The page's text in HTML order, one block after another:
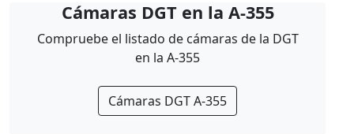
Cámaras DGT en la A-355
Compruebe el listado de cámaras de la DGT
en la A-355
Cámaras DGT A-355